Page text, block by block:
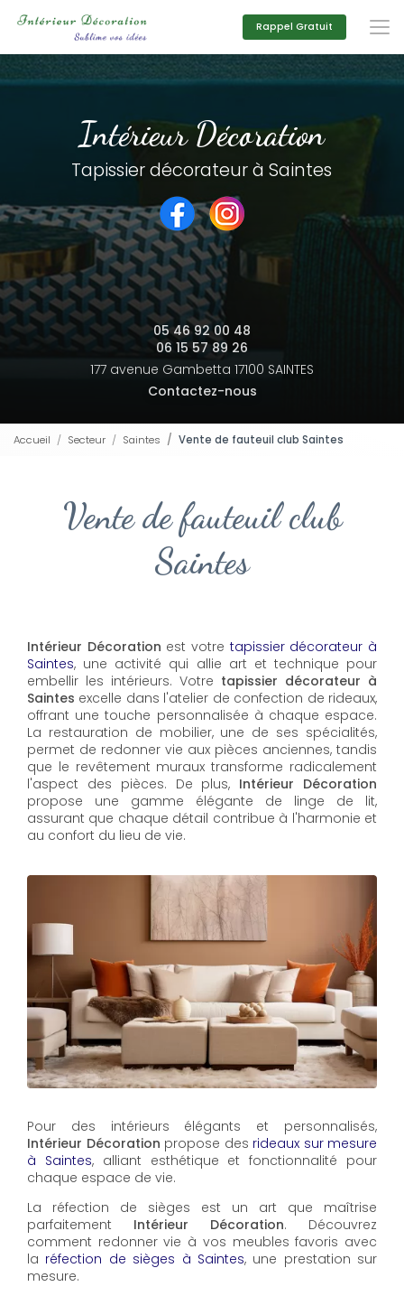
principal
Rappel Gratuit
Intérieur Décoration
Tapissier décorateur à Saintes
05 46 92 00 48
06 15 57 89 26
177 avenue Gambetta 17100 SAINTES
Contactez-nous
Accueil Secteur Saintes Vente de fauteuil club Saintes
Vente de fauteuil club
Saintes
Intérieur Décoration est votre tapissier décorateur à
Saintes, une activité qui allie art et technique pour
embellir les intérieurs. Votre tapissier décorateur à
Saintes excelle dans l'atelier de confection de rideaux,
offrant une touche personnalisée à chaque espace.
La restauration de mobilier, une de ses spécialités,
permet de redonner vie aux pièces anciennes, tandis
que le revêtement muraux transforme radicalement
l'aspect des pièces. De plus, Intérieur Décoration
propose une gamme élégante de linge de lit,
assurant que chaque détail contribue à l'harmonie et
au confort du lieu de vie.
Pour des intérieurs élégants et personnalisés,
Intérieur Décoration propose des rideaux sur mesure
à Saintes, alliant esthétique et fonctionnalité pour
chaque espace de vie.
La réfection de sièges est un art que maîtrise
parfaitement Intérieur Décoration. Découvrez
comment redonner vie à vos meubles favoris avec
la réfection de sièges à Saintes, une prestation sur
mesure.